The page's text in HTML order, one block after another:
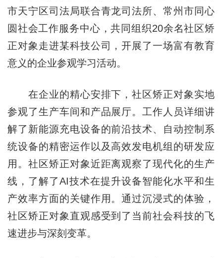
市天宁区司法局联合青龙司法所、常州市同心
圆社会工作服务中心，共同组织20余名社区矫
正对象走进某科技公司，开展了一场富有教育
意义的企业参观学习活动。
在企业的精心安排下，社区矫正对象实地
参观了生产车间和产品展厅。工作人员详细讲
解了新能源充电设备的前沿技术、自动控制系
统设备的精密运作以及高效发电机组的研发应
用。社区矫正对象近距离观察了现代化的生产
线，了解了AI技术在提升设备智能化水平和生
产效率方面的关键作用。通过沉浸式的体验，
社区矫正对象直观感受到了当前社会科技的飞
速进步与深刻变革。